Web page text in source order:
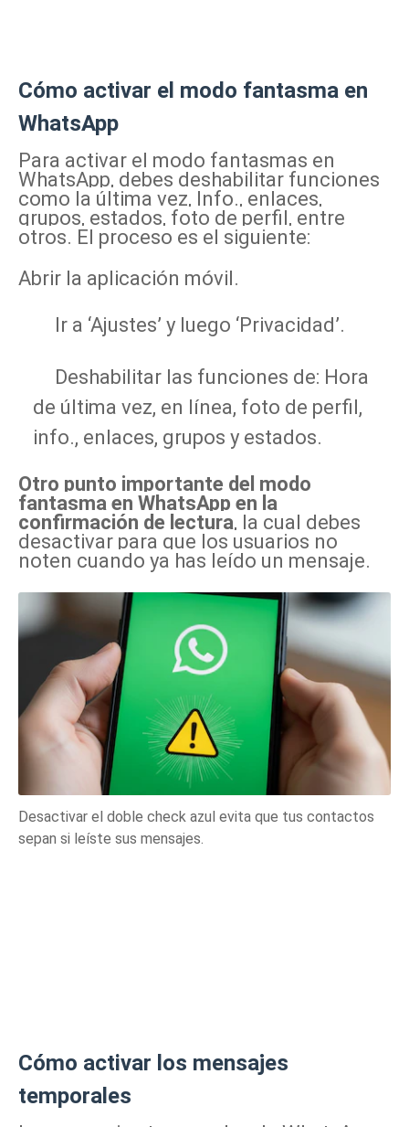
Cómo activar el modo fantasma en
WhatsApp
Para activar el modo fantasmas en
WhatsApp, debes deshabilitar funciones
como la última vez, Info., enlaces,
grupos, estados, foto de perfil, entre
otros. El proceso es el siguiente:
Abrir la aplicación móvil.
Ir a ‘Ajustes’ y luego ‘Privacidad’.
Deshabilitar las funciones de: Hora
de última vez, en línea, foto de perfil,
info., enlaces, grupos y estados.
Otro punto importante del modo
fantasma en WhatsApp en la
confirmación de lectura, la cual debes
desactivar para que los usuarios no
noten cuando ya has leído un mensaje.
Desactivar el doble check azul evita que tus contactos
sepan si leíste sus mensajes.
Cómo activar los mensajes
temporales